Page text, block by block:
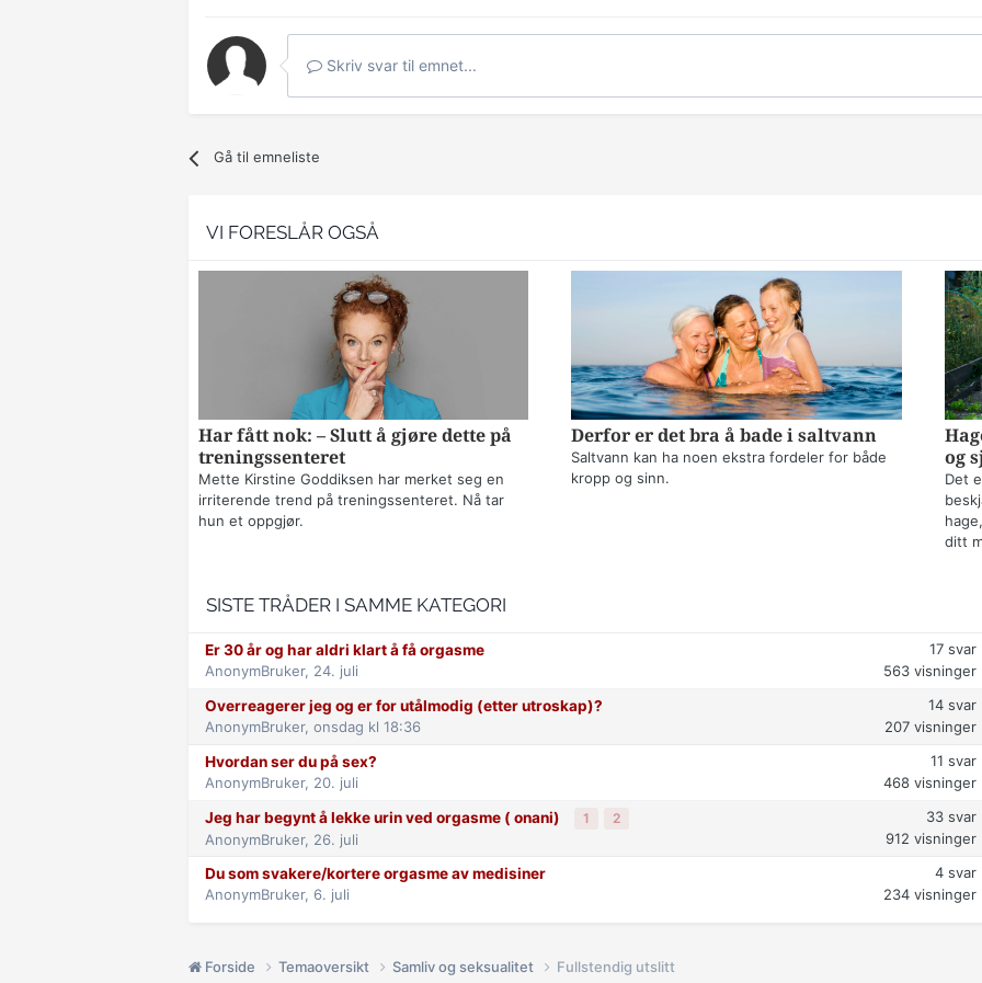
Skriv svar til emnet...
Gå til emneliste
VI FORESLÅR OGSÅ
Har fått nok: – Slutt å gjøre dette på
treningssenteret
Mette Kirstine Goddiksen har merket seg en
irriterende trend på treningssenteret. Nå tar
hun et oppgjør.
Derfor er det bra å bade i saltvann
Saltvann kan ha noen ekstra fordeler for både
kropp og sinn.
og
Det
ditt
SISTE TRÅDER I SAMME KATEGORI
Er 30 år og har aldri klart å få orgasme
AnonymBruker, 24. juli
17 svar
563 visninger
Overreagerer jeg og er for utålmodig (etter utroskap)?
AnonymBruker, onsdag kl 18:36
14 svar
207 visninger
Hvordan ser du på sex?
AnonymBruker, 20. juli
11 svar
468 visninger
Jeg har begynt å lekke urin ved orgasme ( onani) 1 2
AnonymBruker, 26. juli
33 svar
912 visninger
Du som svakere/kortere orgasme av medisiner
AnonymBruker, 6. juli
4 svar
234 visninger
Forside Temaoversikt Samliv og seksualitet Fullstendig utslitt